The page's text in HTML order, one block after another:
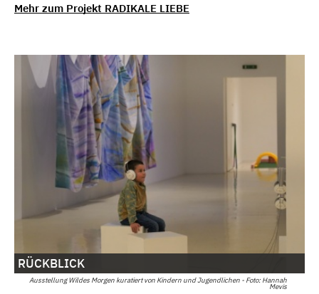
Mehr zum Projekt RADIKALE LIEBE
Ausstellung Wildes Morgen kuratiert von Kindern und Jugendlichen - Foto: Hannah
Mevis
RÜCKBLICK